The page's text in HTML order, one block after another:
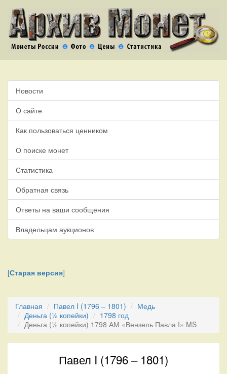
Новости
О сайте
Как пользоваться ценником
О поиске монет
Статистика
Обратная связь
Ответы на ваши сообщения
Владельцам аукционов
[Старая версия]
Главная Павел I (1796 – 1801)
Медь
Деньга (½ копейки)
1798 год
Деньга (½ копейки) 1798 АМ «Вензель Павла I» MS
Павел I (1796 – 1801)